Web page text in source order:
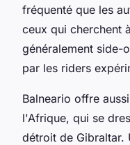
fréquenté que les
ceux qui cherchent
généralement side-
par les riders
Balneario offre
l'Afrique, qui se
détroit de Gibraltar.